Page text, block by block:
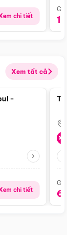
chi tiết
Xem tất cả
nổi bật
-
chi tiết